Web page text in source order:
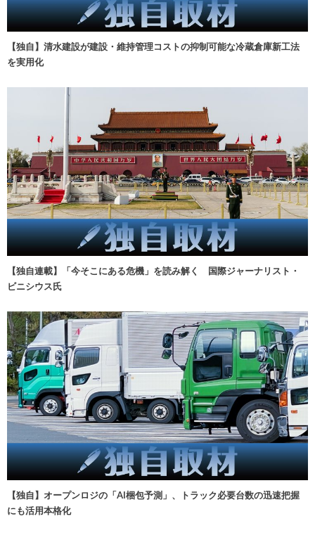
【独自】清水建設が建設・維持管理コストの抑制可能な冷蔵倉庫新工法
を実用化
【独自連載】「今そこにある危機」を読み解く 国際ジャーナリスト・
ビニシウス氏
【独自】オープンロジの「AI梱包予測」、トラック必要台数の迅速把握
にも活用本格化